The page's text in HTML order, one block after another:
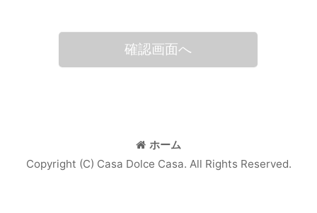
確認画面へ
ホーム
Copyright (C) Casa Dolce Casa. All Rights Reserved.